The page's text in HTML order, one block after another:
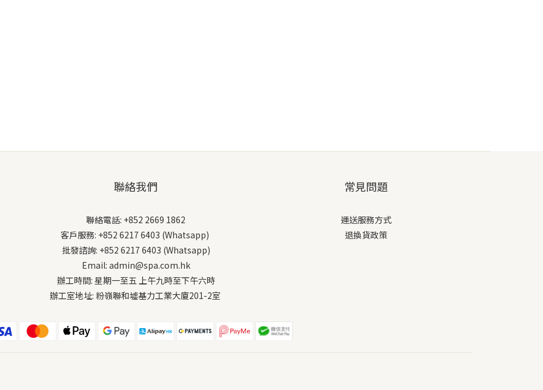
聯絡我們
聯絡電話: +852 2669 1862
客戶服務: +852 6217 6403 (Whatsapp)
批發諮詢: +852 6217 6403 (Whatsapp)
Email: admin@spa.com.hk
辦工時間: 星期一至五 上午九時至下午六時
辦工室地址: 粉嶺聯和墟基力工業大廈201-2室
常見問題
運送服務方式
退換貨政策